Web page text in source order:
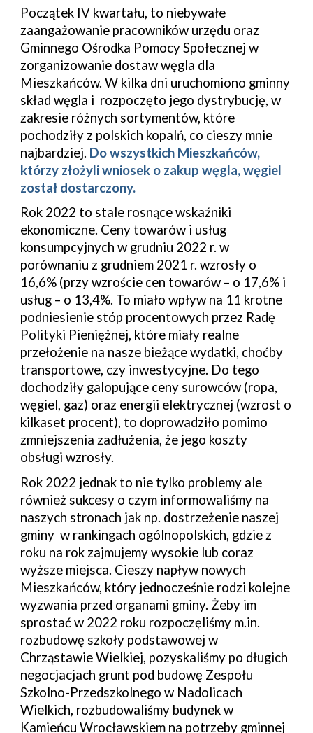
Początek IV kwartału, to niebywałe
zaangażowanie pracowników urzędu oraz
Gminnego Ośrodka Pomocy Społecznej w
zorganizowanie dostaw węgla dla
Mieszkańców. W kilka dni uruchomiono gminny
skład węgla i rozpoczęto jego dystrybucję, w
zakresie różnych sortymentów, które
pochodziły z polskich kopalń, co cieszy mnie
najbardziej. Do wszystkich Mieszkańców,
którzy złożyli wniosek o zakup węgla, węgiel
został dostarczony.
Rok 2022 to stale rosnące wskaźniki
ekonomiczne. Ceny towarów i usług
konsumpcyjnych w grudniu 2022 r. w
porównaniu z grudniem 2021 r. wzrosły o
16,6% (przy wzroście cen towarów – o 17,6% i
usług – o 13,4%. To miało wpływ na 11 krotne
podniesienie stóp procentowych przez Radę
Polityki Pieniężnej, które miały realne
przełożenie na nasze bieżące wydatki, choćby
transportowe, czy inwestycyjne. Do tego
dochodziły galopujące ceny surowców (ropa,
węgiel, gaz) oraz energii elektrycznej (wzrost o
kilkaset procent), to doprowadziło pomimo
zmniejszenia zadłużenia, że jego koszty
obsługi wzrosły.
Rok 2022 jednak to nie tylko problemy ale
również sukcesy o czym informowaliśmy na
naszych stronach jak np. dostrzeżenie naszej
gminy w rankingach ogólnopolskich, gdzie z
roku na rok zajmujemy wysokie lub coraz
wyższe miejsca. Cieszy napływ nowych
Mieszkańców, który jednocześnie rodzi kolejne
wyzwania przed organami gminy. Żeby im
sprostać w 2022 roku rozpoczęliśmy m.in.
rozbudowę szkoły podstawowej w
Chrząstawie Wielkiej, pozyskaliśmy po długich
negocjacjach grunt pod budowę Zespołu
Szkolno-Przedszkolnego w Nadolicach
Wielkich, rozbudowaliśmy budynek w
Kamieńcu Wrocławskiem na potrzeby gminnej